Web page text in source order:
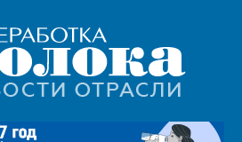
Переработка
молока
|
Новости